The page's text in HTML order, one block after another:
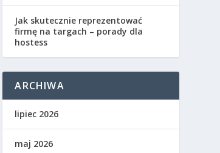
Jak skutecznie reprezentować
firmę na targach – porady dla
hostess
ARCHIWA
lipiec 2026
maj 2026